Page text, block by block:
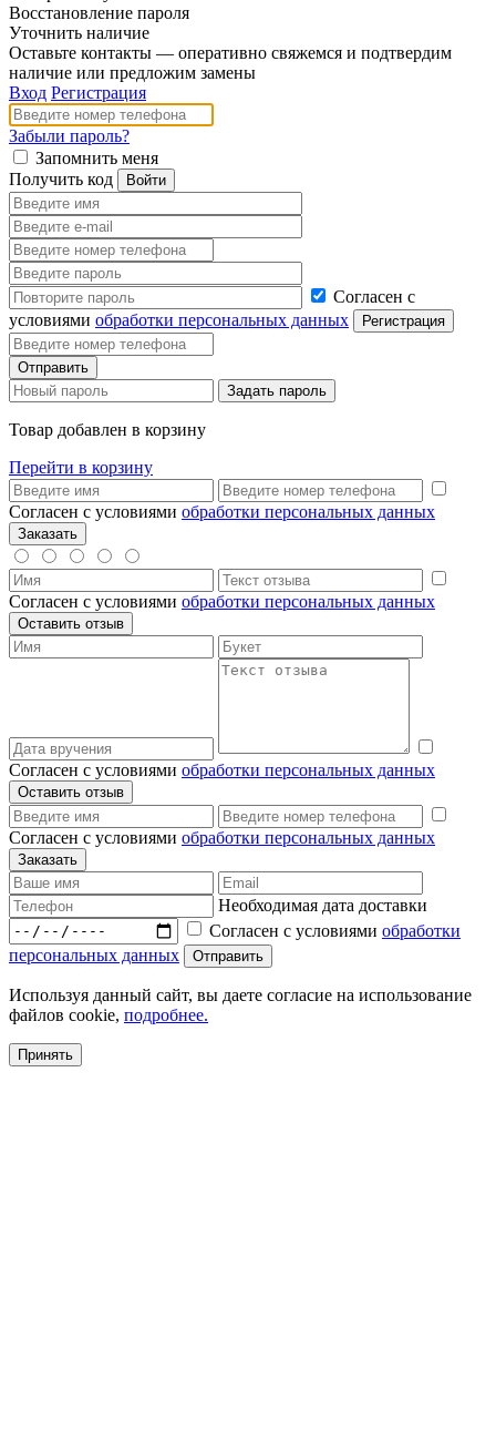
Восстановление пароля
Уточнить наличие
Оставьте контакты — оперативно свяжемся и подтвердим
наличие или предложим замены
Вход Регистрация
Забыли пароль?
Запомнить меня
Получить код
Согласен с
условиями обработки персональных данных
Товар добавлен в корзину
Перейти в корзину
Согласен с условиями обработки персональных данных
Согласен с условиями обработки персональных данных
Согласен с условиями обработки персональных данных
Согласен с условиями обработки персональных данных
Необходимая дата доставки
Согласен с условиями обработки
персональных данных
Используя данный сайт, вы даете согласие на использование
файлов cookie, подробнее.
Принять